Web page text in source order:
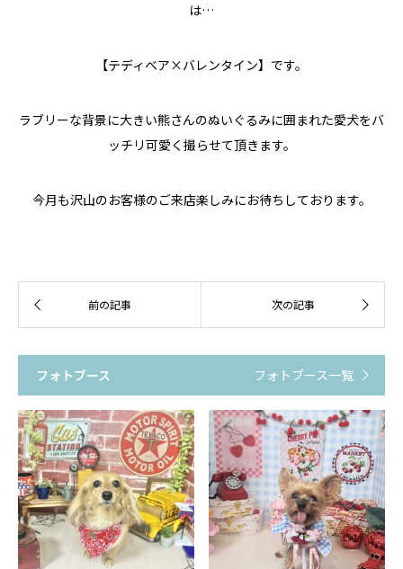
は…
【テディベア×バレンタイン】です。
ラブリーな背景に大きい熊さんのぬいぐるみに囲まれた愛犬をバ
ッチリ可愛く撮らせて頂きます。
今月も沢山のお客様のご来店楽しみにお待ちしております。
フォトブース フォトブース一覧